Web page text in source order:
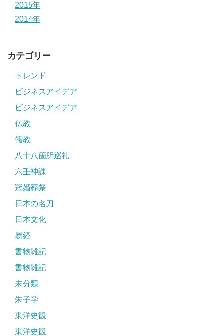
2015年
2014年
カテゴリー
トレンド
ビジネスアイデア
ビジネスアイデア
仏教
儒教
八十八箇所巡礼
六壬神課
冠婚葬祭
日本の名刀
日本文化
易経
書物雑記
書物雑記
未分類
朱子学
東洋史観
東洋史観